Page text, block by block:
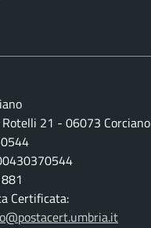
Rotelli 21 - 06073 Corciano
Certificata: